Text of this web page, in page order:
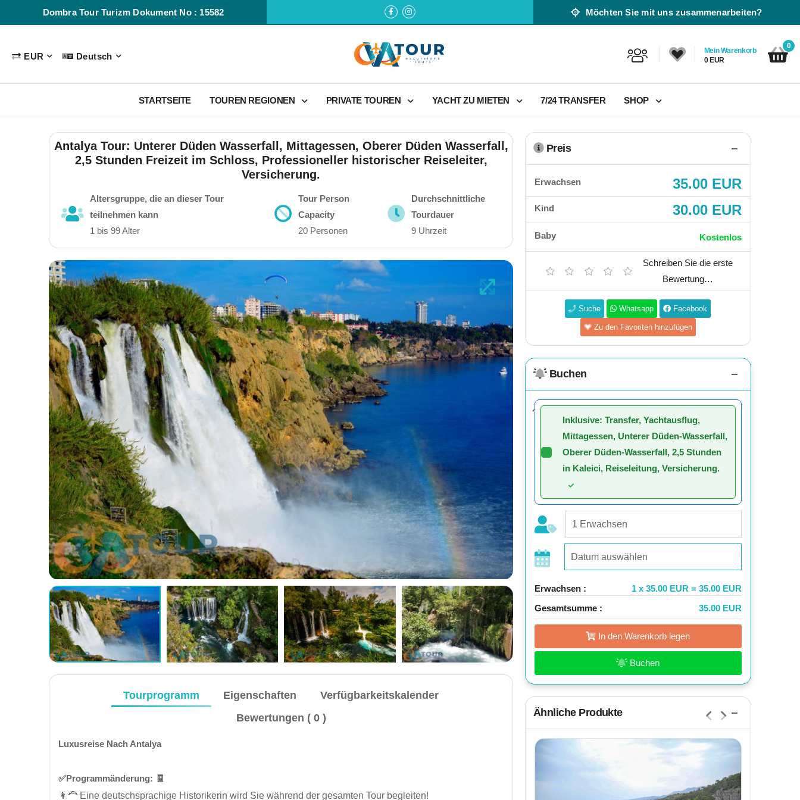
Dombra Tour Turizm Dokument No : 15582 Möchten Sie mit uns zusammenarbeiten?
EUR Deutsch
Mein Warenkorb
0 EUR
0
STARTSEITE TOUREN REGIONEN PRIVATE TOUREN YACHT ZU MIETEN 7/24 TRANSFER SHOP
Antalya Tour: Unterer Düden Wasserfall, Mittagessen, Oberer Düden Wasserfall,
2,5 Stunden Freizeit im Schloss, Professioneller historischer Reiseleiter,
Versicherung.
Altersgruppe, die an dieser Tour
teilnehmen kann
1 bis 99 Alter
Tour Person
Capacity
20 Personen
Durchschnittliche
Tourdauer
9 Uhrzeit
Tourprogramm Eigenschaften
Verfügbarkeitskalender
Bewertungen ( 0 )
Luxusreise Nach Antalya
✅️Programmänderung: 🧾
👩‍🦰 Eine deutschsprachige Historikerin wird Sie während der gesamten Tour begleiten!
Preis
Erwachsen 35.00 EUR
Kind 30.00 EUR
Baby Kostenlos
Schreiben Sie die erste
Bewertung…
Suche Whatsapp Facebook
Zu den Favoriten hinzufügen
Buchen
Inklusive: Transfer, Yachtausflug,
Mittagessen, Unterer Düden-Wasserfall,
Oberer Düden-Wasserfall, 2,5 Stunden
in Kaleici, Reiseleitung, Versicherung.
Erwachsen :
1 x 35.00 EUR = 35.00 EUR
Gesamtsumme :
35.00 EUR
In den Warenkorb legen
Buchen
Ähnliche Produkte
historischer Reiseleiter, Versicherung.